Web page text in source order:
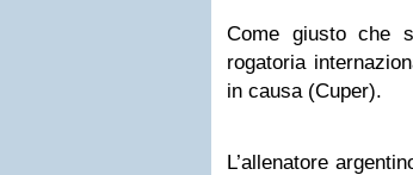
Come giusto che
rogatoria
in causa (Cuper).
L’allenatore